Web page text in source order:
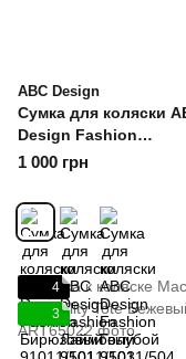
ABC Design
Сумка для коляски
Design Fashion
Бирюзовый
1 000 грн
4
3